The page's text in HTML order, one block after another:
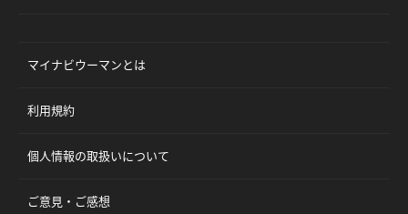
マイナビウーマンとは
利用規約
個人情報の取扱いについて
ご意見・ご感想